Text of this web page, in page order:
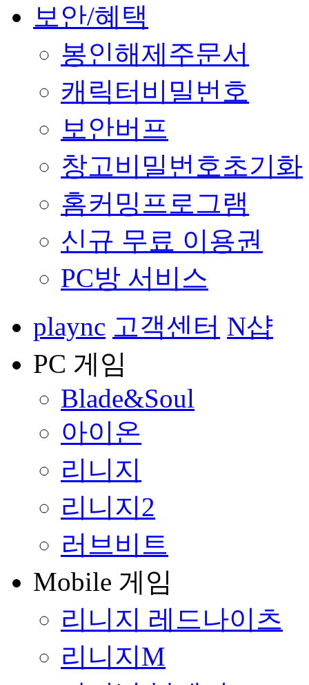
보안/혜택
봉인해제주문서
캐릭터비밀번호
보안버프
창고비밀번호초기화
홈커밍프로그램
신규 무료 이용권
PC방 서비스
plaync 고객센터 N샵
PC 게임
Blade&Soul
아이온
리니지
리니지2
러브비트
Mobile 게임
리니지 레드나이츠
리니지M